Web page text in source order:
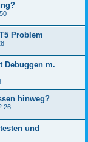
Problem
Debuggen m.
hinweg?
und